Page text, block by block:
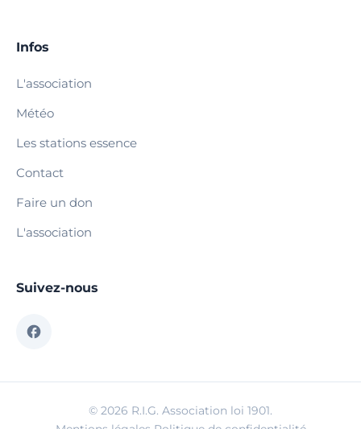
Infos
L'association
Météo
Les stations essence
Contact
Faire un don
L'association
Suivez-nous
© 2026 R.I.G. Association loi 1901.